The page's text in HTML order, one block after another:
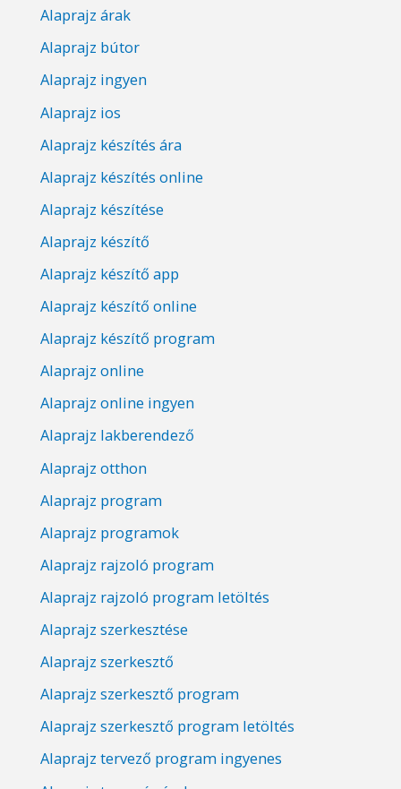
Alaprajz árak
Alaprajz bútor
Alaprajz ingyen
Alaprajz ios
Alaprajz készítés ára
Alaprajz készítés online
Alaprajz készítése
Alaprajz készítő
Alaprajz készítő app
Alaprajz készítő online
Alaprajz készítő program
Alaprajz online
Alaprajz online ingyen
Alaprajz lakberendező
Alaprajz otthon
Alaprajz program
Alaprajz programok
Alaprajz rajzoló program
Alaprajz rajzoló program letöltés
Alaprajz szerkesztése
Alaprajz szerkesztő
Alaprajz szerkesztő program
Alaprajz szerkesztő program letöltés
Alaprajz tervező program ingyenes